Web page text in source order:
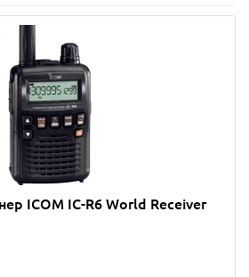
ICOM IC-R6 World Receiver